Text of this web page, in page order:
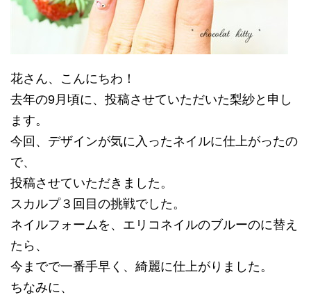
花さん、こんにちわ！
去年の9月頃に、投稿させていただいた梨紗と申し
ます。
今回、デザインが気に入ったネイルに仕上がったの
で、
投稿させていただきました。
スカルプ３回目の挑戦でした。
ネイルフォームを、エリコネイルのブルーのに替え
たら、
今までで一番手早く、綺麗に仕上がりました。
ちなみに、